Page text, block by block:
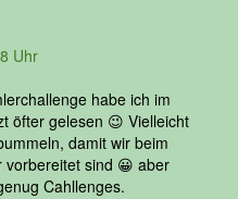
Uhr
habe ich im
öfter gelesen 😉 Vielleicht
damit wir beim
vorbereitet sind 😀 aber
Cahllenges.